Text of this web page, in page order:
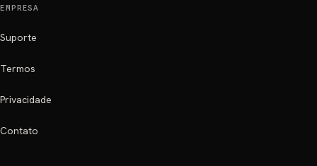
EMPRESA
Suporte
Termos
Privacidade
Contato